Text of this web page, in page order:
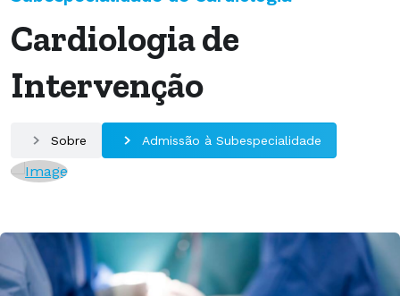
Cardiologia de
Intervenção
Sobre Admissão à Subespecialidade